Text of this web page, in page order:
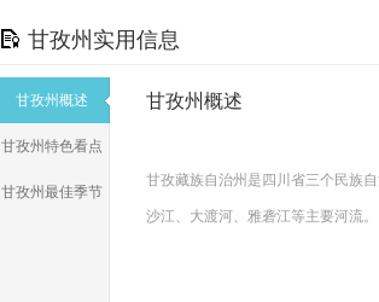
甘孜州实用信息
甘孜州概述
甘孜州特色看点
甘孜州最佳季节
甘孜州概述
甘孜藏族自治州是四川省三个民族
沙江、大渡河、雅砻江等主要河流